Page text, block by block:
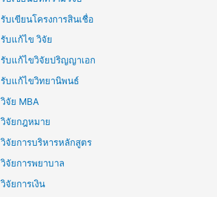
รับเขียนโครงการสินเชื่อ
รับแก้ไข วิจัย
รับแก้ไขวิจัยปริญญาเอก
รับแก้ไขวิทยานิพนธ์
วิจัย MBA
วิจัยกฎหมาย
วิจัยการบริหารหลักสูตร
วิจัยการพยาบาล
วิจัยการเงิน